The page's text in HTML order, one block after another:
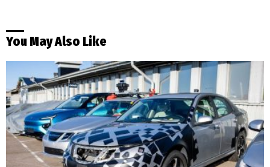
You May Also Like